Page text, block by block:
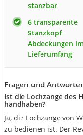
stanzbar
6 transparente
Stanzkopf-
Abdeckungen im
Lieferumfang
Fragen und
Ist die Lochzange des
handhaben?
Ja, die Lochzange von
zu bedienen ist. Der